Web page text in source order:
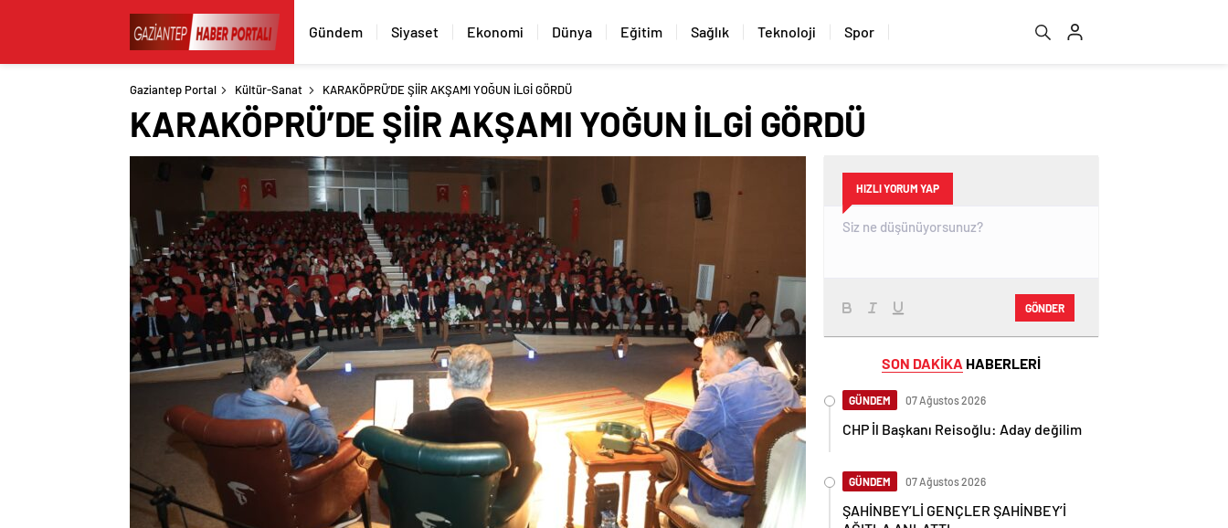
Gündem Siyaset Ekonomi Dünya Eğitim Sağlık Teknoloji Spor
Gaziantep Portal Kültür-Sanat KARAKÖPRÜ’DE ŞİİR AKŞAMI YOĞUN İLGİ GÖRDÜ
KARAKÖPRÜ’DE ŞİİR AKŞAMI YOĞUN İLGİ GÖRDÜ
HIZLI YORUM YAP
GÖNDER
SON DAKİKA HABERLERİ
GÜNDEM 07 Ağustos 2026
CHP İl Başkanı Reisoğlu: Aday değilim
GÜNDEM 07 Ağustos 2026
ŞAHİNBEY’Lİ GENÇLER ŞAHİNBEY’İ